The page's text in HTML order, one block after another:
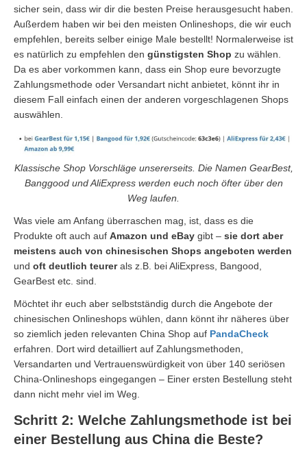
sicher sein, dass wir dir die besten Preise herausgesucht haben.
Außerdem haben wir bei den meisten Onlineshops, die wir euch
empfehlen, bereits selber einige Male bestellt! Normalerweise ist
es natürlich zu empfehlen den günstigsten Shop zu wählen.
Da es aber vorkommen kann, dass ein Shop eure bevorzugte
Zahlungsmethode oder Versandart nicht anbietet, könnt ihr in
diesem Fall einfach einen der anderen vorgeschlagenen Shops
auswählen.
Klassische Shop Vorschläge unsererseits. Die Namen GearBest,
Banggood und AliExpress werden euch noch öfter über den
Weg laufen.
Was viele am Anfang überraschen mag, ist, dass es die
Produkte oft auch auf Amazon und eBay gibt – sie dort aber
meistens auch von chinesischen Shops angeboten werden
und oft deutlich teurerals z.B. bei AliExpress, Bangood,
GearBest etc. sind.
Möchtet ihr euch aber selbstständig durch die Angebote der
chinesischen Onlineshops wühlen, dann könnt ihr näheres über
so ziemlich jeden relevanten China Shop auf PandaCheck
erfahren. Dort wird detailliert auf Zahlungsmethoden,
Versandarten und Vertrauenswürdigkeit von über 140 seriösen
China-Onlineshops eingegangen – Einer ersten Bestellung steht
dann nicht mehr viel im Weg.
Schritt 2: Welche Zahlungsmethode ist bei
einer Bestellung aus China die Beste?